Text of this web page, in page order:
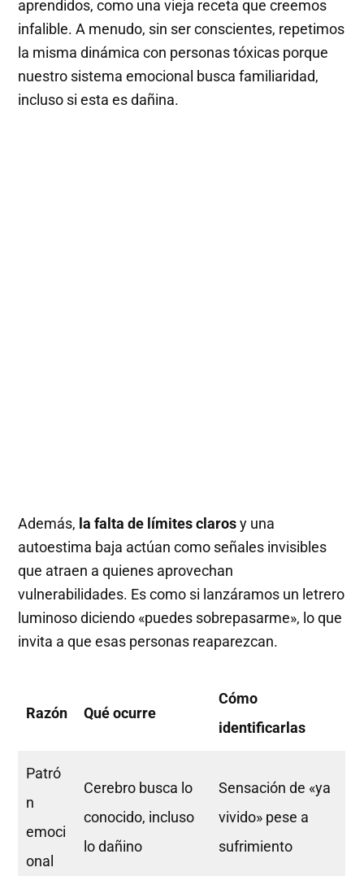
aprendidos, como una vieja receta que creemos
infalible. A menudo, sin ser conscientes, repetimos
la misma dinámica con personas tóxicas porque
nuestro sistema emocional busca familiaridad,
incluso si esta es dañina.
Además, la falta de límites clarosy una
autoestima baja actúan como señales invisibles
que atraen a quienes aprovechan
vulnerabilidades. Es como si lanzáramos un letrero
luminoso diciendo «puedes sobrepasarme», lo que
invita a que esas personas reaparezcan.
Razón Qué ocurre
Cómo
identificarlas
Patró
n
emoci
onal
Cerebro busca lo
conocido, incluso
lo dañino
Sensación de «ya
vivido» pese a
sufrimiento